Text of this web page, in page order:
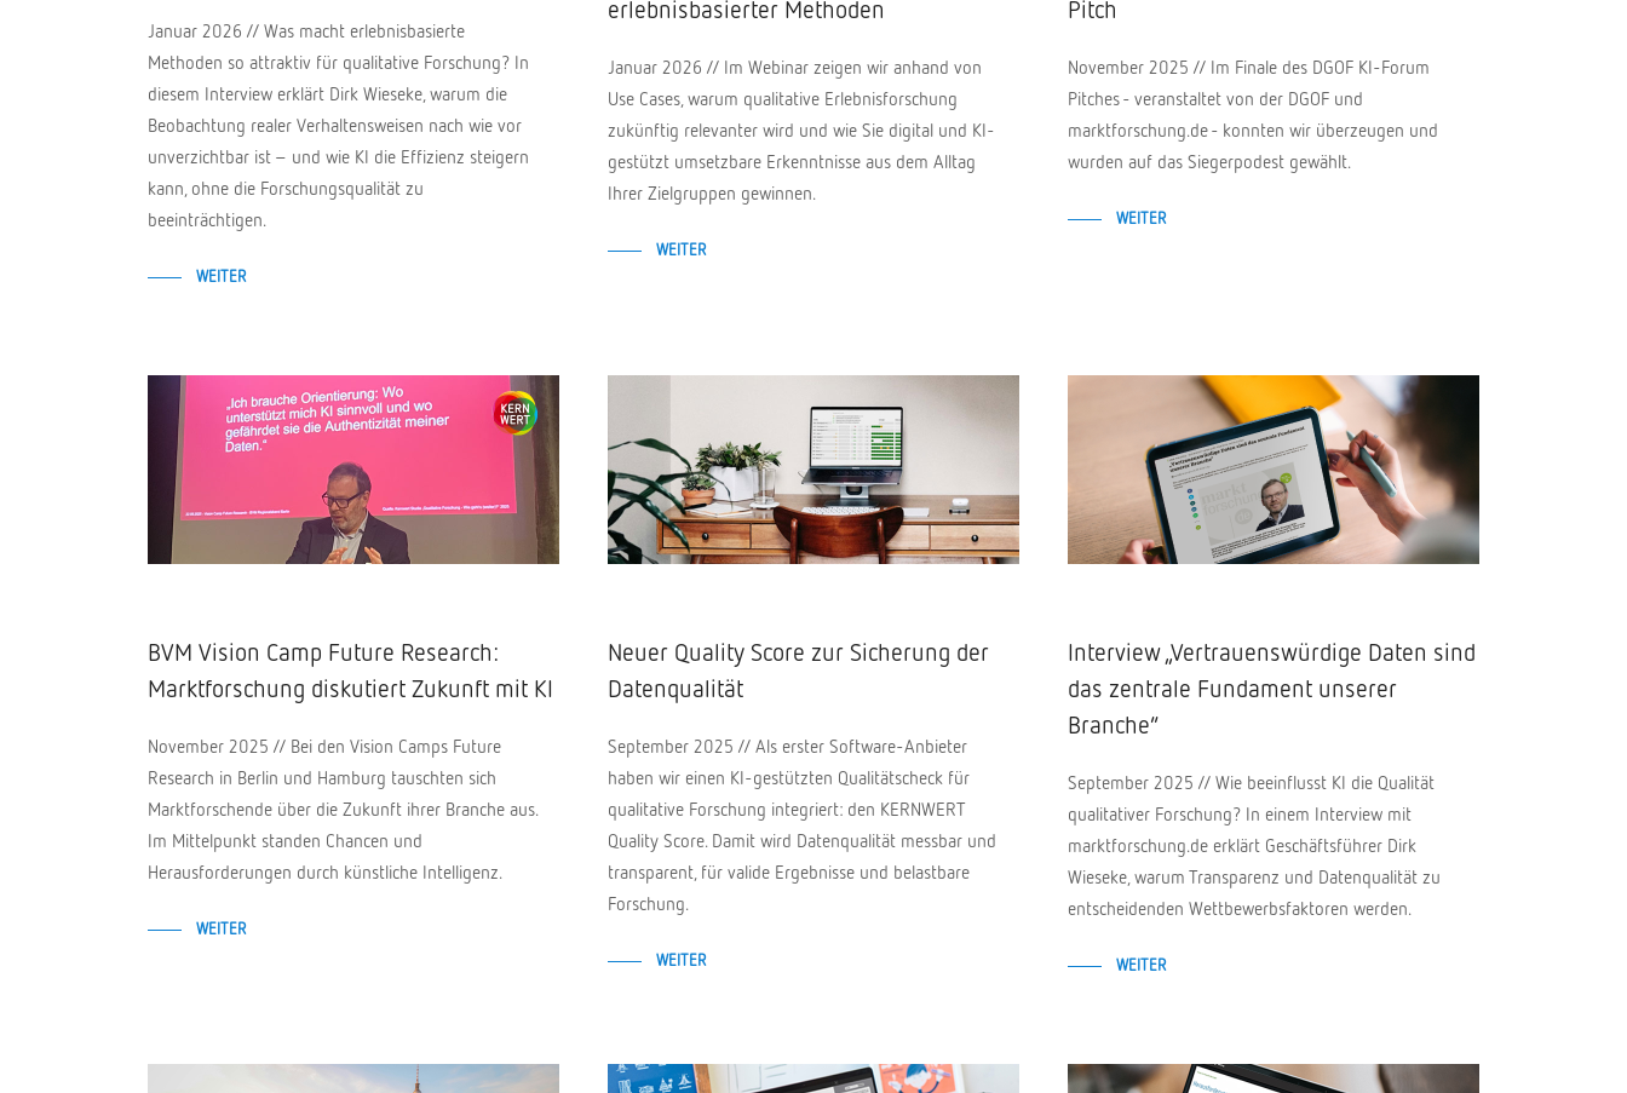
Januar 2026 // Was macht erlebnisbasierte
Methoden so attraktiv für qualitative Forschung? In
diesem Interview erklärt Dirk Wieseke, warum die
Beobachtung realer Verhaltensweisen nach wie vor
unverzichtbar ist – und wie KI die Effizienz steigern
kann, ohne die Forschungsqualität zu
beeinträchtigen.
WEITER
erlebnisbasierter Methoden
Januar 2026 // Im Webinar zeigen wir anhand von
Use Cases, warum qualitative Erlebnisforschung
zukünftig relevanter wird und wie Sie digital und KI-
gestützt umsetzbare Erkenntnisse aus dem Alltag
Ihrer Zielgruppen gewinnen.
WEITER
Pitch
November 2025 // Im Finale des DGOF KI-Forum
Pitches - veranstaltet von der DGOF und
marktforschung.de - konnten wir überzeugen und
wurden auf das Siegerpodest gewählt.
WEITER
BVM Vision Camp Future Research:
Marktforschung diskutiert Zukunft mit KI
November 2025 // Bei den Vision Camps Future
Research in Berlin und Hamburg tauschten sich
Marktforschende über die Zukunft ihrer Branche aus.
Im Mittelpunkt standen Chancen und
Herausforderungen durch künstliche Intelligenz.
WEITER
Neuer Quality Score zur Sicherung der
Datenqualität
September 2025 // Als erster Software-Anbieter
haben wir einen KI-gestützten Qualitätscheck für
qualitative Forschung integriert: den KERNWERT
Quality Score. Damit wird Datenqualität messbar und
transparent, für valide Ergebnisse und belastbare
Forschung.
WEITER
Interview „Vertrauenswürdige Daten sind
das zentrale Fundament unserer
Branche“
September 2025 // Wie beeinflusst KI die Qualität
qualitativer Forschung? In einem Interview mit
marktforschung.de erklärt Geschäftsführer Dirk
Wieseke, warum Transparenz und Datenqualität zu
entscheidenden Wettbewerbsfaktoren werden.
WEITER